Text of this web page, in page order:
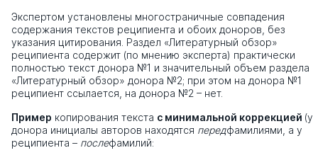
Экспертом установлены многостраничные совпадения
содержания текстов реципиента и обоих доноров, без
указания цитирования. Раздел «Литературный обзор»
реципиента содержит (по мнению эксперта) практически
полностью текст донора №1 и значительный объем раздела
«Литературный обзор» донора №2; при этом на донора №1
реципиент ссылается, на донора №2 – нет.
Пример копирования текста с минимальной коррекцией (у
донора инициалы авторов находятся передфамилиями, а у
реципиента – послефамилий: